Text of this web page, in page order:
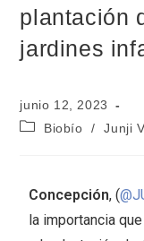
plantación
jardines
junio 12, 2023
Biobío
/ Junji
Concepción, (
la importancia